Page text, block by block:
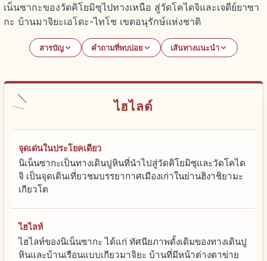
เน็นซากะของวัดคิโยมิซุไปทางเหนือ สู่วัดโคไดจิและเจดีย์ยาซา
กะ บ้านมาจิยะเอโดะ-ไทโช เขตอนุรักษ์แห่งชาติ
สารบัญ คำถามที่พบบ่อย เส้นทางแนะนำ
ไฮไลต์
จุดเด่นในประโยคเดียว
นิเน็นซากะเป็นทางเดินปูหินที่นำไปสู่วัดคิโยมิซุและวัดโคได
จิ เป็นจุดเดินเที่ยวชมบรรยากาศเมืองเก่าในย่านฮิงาชิยามะ
เกียวโต
ไฮไลท์
ไฮไลท์ของนิเน็นซากะ ได้แก่ ทัศนียภาพดั้งเดิมของทางเดินปู
หินและบ้านเรือนแบบเกียวมาจิยะ บ้านที่มีหน้าต่างตาข่าย